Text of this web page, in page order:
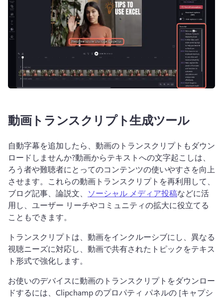
動画トランスクリプト生成ツール
自動字幕を追加したら、動画のトランスクリプトもダウン
ロードしませんか?動画からテキストへの文字起こしは、
ろう者や難聴者にとってのコンテンツの使いやすさを向上
させます。 これらの動画トランスクリプトを再利用して、
ブログ記事、論説文、 ソーシャル メディア投稿などに活
用し、ユーザー リーチやコミュニティの拡大に役立てる
こともできます。
トランスクリプトは、動画をインクルーシブにし、異なる
視聴ニーズに対応し、動画で共有されたトピックをテキス
ト形式で強化します。
お使いのデバイスに動画のトランスクリプトをダウンロー
ドするには、Clipchamp のプロパティ パネルの [キャプシ